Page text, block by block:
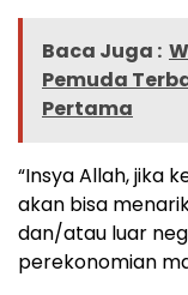
Baca Juga :
Pemuda
Pertama
“Insya Allah, jika
akan bisa
dan/atau luar
perekonomian